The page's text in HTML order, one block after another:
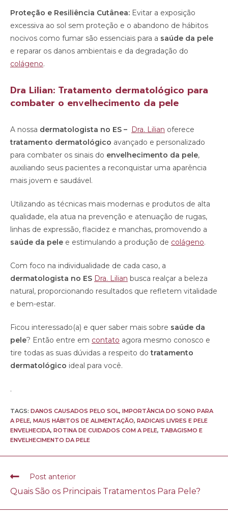
Proteção e Resiliência Cutânea: Evitar a exposição
excessiva ao sol sem proteção e o abandono de hábitos
nocivos como fumar são essenciais para a saúde da pele
e reparar os danos ambientais e da degradação do
colágeno.
Dra Lilian: Tratamento dermatológico para
combater o envelhecimento da pele
A nossa dermatologista no ES – Dra. Lilian oferece
tratamento dermatológico avançado e personalizado
para combater os sinais do envelhecimento da pele,
auxiliando seus pacientes a reconquistar uma aparência
mais jovem e saudável.
Utilizando as técnicas mais modernas e produtos de alta
qualidade, ela atua na prevenção e atenuação de rugas,
linhas de expressão, flacidez e manchas, promovendo a
saúde da pele e estimulando a produção de colágeno.
Com foco na individualidade de cada caso, a
dermatologista no ES Dra. Lilian busca realçar a beleza
natural, proporcionando resultados que refletem vitalidade
e bem-estar.
Ficou interessado(a) e quer saber mais sobre saúde da
pele? Então entre em contato agora mesmo conosco e
tire todas as suas dúvidas a respeito dotratamento
dermatológico ideal para você.
.
TAGS: DANOS CAUSADOS PELO SOL, IMPORTÂNCIA DO SONO PARA
A PELE, MAUS HÁBITOS DE ALIMENTAÇÃO, RADICAIS LIVRES E PELE
ENVELHECIDA, ROTINA DE CUIDADOS COM A PELE, TABAGISMO E
ENVELHECIMENTO DA PELE
Post anterior
Quais São os Principais Tratamentos Para Pele?